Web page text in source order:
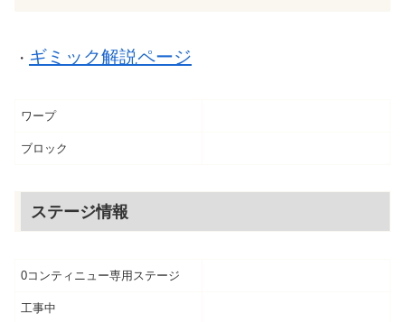
・ ギミック解説ページ
ワープ
ブロック
ステージ情報
0コンティニュー専用ステージ
工事中